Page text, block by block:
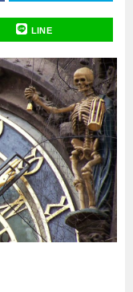
LINE